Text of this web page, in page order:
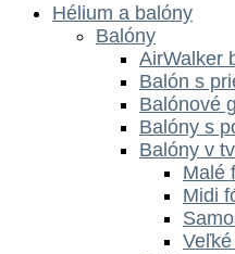
Hélium a balóny
Balóny
AirWalker
Balón s
Balónové
Balóny s
Balóny v
Malé
Midi